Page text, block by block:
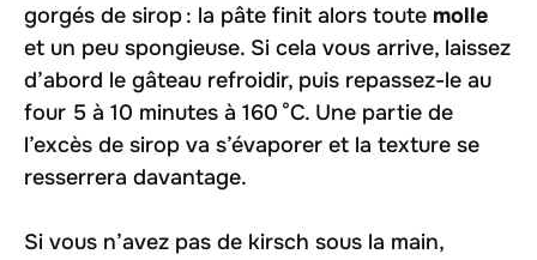
gorgés de sirop : la pâte finit alors toute molle
et un peu spongieuse. Si cela vous arrive, laissez
d’abord le gâteau refroidir, puis repassez-le au
four 5 à 10 minutes à 160 °C. Une partie de
l’excès de sirop va s’évaporer et la texture se
resserrera davantage.
Si vous n’avez pas de kirsch sous la main,